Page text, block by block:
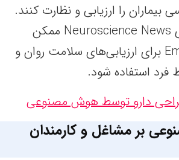
را ارزیابی و نظارت کنند.
طبق گزارش‌های Neuroscience News ممکن
است Emotion AI برای ارزیابی‌های سلامت روان و
استفاده شود.
دارو توسط هوش مصنوعی
بر مشاغل و کارمندان